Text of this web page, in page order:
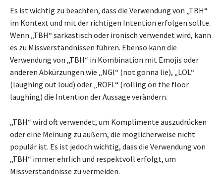
Es ist wichtig zu beachten, dass die Verwendung von „TBH“
im Kontext und mit der richtigen Intention erfolgen sollte.
Wenn „TBH“ sarkastisch oder ironisch verwendet wird, kann
es zu Missverständnissen führen. Ebenso kann die
Verwendung von „TBH“ in Kombination mit Emojis oder
anderen Abkürzungen wie „NGl“ (not gonna lie), „LOL“
(laughing out loud) oder „ROFL“ (rolling on the floor
laughing) die Intention der Aussage verändern.
„TBH“ wird oft verwendet, um Komplimente auszudrücken
oder eine Meinung zu äußern, die möglicherweise nicht
populär ist. Es ist jedoch wichtig, dass die Verwendung von
„TBH“ immer ehrlich und respektvoll erfolgt, um
Missverständnisse zu vermeiden.